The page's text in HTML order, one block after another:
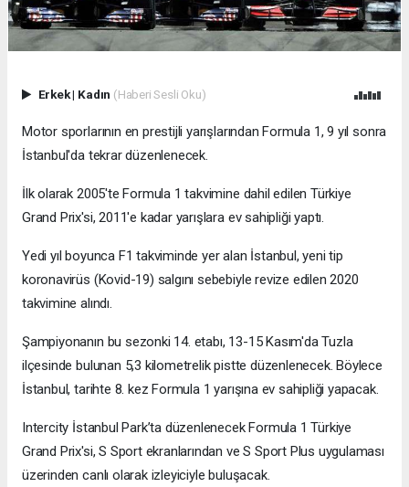
Erkek| Kadın (Haberi Sesli Oku)
Motor sporlarının en prestijli yarışlarından Formula 1, 9 yıl sonra
İstanbul'da tekrar düzenlenecek.
İlk olarak 2005'te Formula 1 takvimine dahil edilen Türkiye
Grand Prix'si, 2011'e kadar yarışlara ev sahipliği yaptı.
Yedi yıl boyunca F1 takviminde yer alan İstanbul, yeni tip
koronavirüs (Kovid-19) salgını sebebiyle revize edilen 2020
takvimine alındı.
Şampiyonanın bu sezonki 14. etabı, 13-15 Kasım'da Tuzla
ilçesinde bulunan 5,3 kilometrelik pistte düzenlenecek. Böylece
İstanbul, tarihte 8. kez Formula 1 yarışına ev sahipliği yapacak.
Intercity İstanbul Park’ta düzenlenecek Formula 1 Türkiye
Grand Prix'si, S Sport ekranlarından ve S Sport Plus uygulaması
üzerinden canlı olarak izleyiciyle buluşacak.